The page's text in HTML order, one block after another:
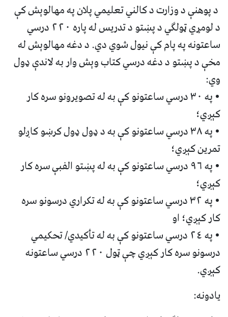
د پوهنې د وزارت د کالني تعليمي پلان په مهالوېش کې
د لومړي ټولګي د پښتو د تدريس له پاره ٢٢٠ درسي
ساعتونه په پام کې نيول شوي دي. د دغه مهالوېش له
مخې د پښتو د دغه درسي کتاب وېش وار به لاندې ډول
وي:
• په ٣٠ درسي ساعتونو کې به له تصويرونو سره کار
کېږي؛
• په ٣٨ درسي ساعتونو کې به د ډول ډول کرښو کاږلو
تمرين کېږي؛
• په ٩٦ درسي ساعتونو کې به له پښتو الفبې سره کار
کېږي؛
• په ٣٢ درسي ساعتونو کې به له تکراري درسونو سره
کار کېږي؛ او
• په ٢٤ درسي ساعتونو کې به له تأکيدي/ تحکيمي
درسونو سره کار کېږي چې ټول ٢٢٠ درسي ساعتونه
کېږي.
يادونه: